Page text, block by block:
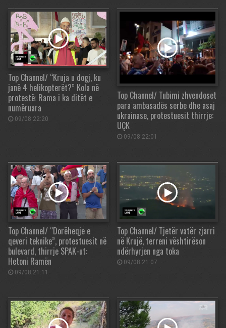
Top Channel/ “Kruja u dogj, ku
janë 4 helikopterët?” Kola në
protestë: Rama i ka ditët e
numëruara
09/08 22:20
Top Channel/ Tubimi zhvendoset
para ambasadës serbe dhe asaj
ukrainase, protestuesit thirrje:
UÇK
09/08 22:01
Top Channel/ “Dorëheqje e
qeveri teknike”, protestuesit në
bulevard, thirrje SPAK-ut:
Hetoni Ramën
09/08 21:11
Top Channel/ Tjetër vatër zjarri
në Krujë, terreni vështirëson
ndërhyrjen nga toka
09/08 21:07